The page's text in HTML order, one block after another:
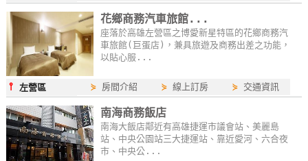
花鄉商務汽車旅館...
座落於高雄左營區之博愛新星特區的花鄉商務汽
車旅館(巨蛋店)，兼具旅遊及商務出差之功能，
以貼心服...
⫯左營區 ⋟ 房間介紹 ⋟線上訂房 ⋟ 交通資訊
南海商務飯店
南海大飯店鄰近有高雄捷運市議會站、美麗島
站、中央公園站三大捷運站、靠近愛河、六合夜
市、中央公...